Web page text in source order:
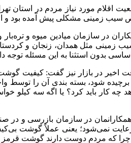
زمینی مشکلی پیش آمده بود و
در سازمان میادین میوه و
سیب زمینی مثل همدان، زنجان و
بدون استثنا به این مسئله توجه
وقت اخیر در بازار نیز گفت:
چه کار باید کرد؟ یا اگه سه
در سازمان بازرسی و
نمی‌شود؛ یعنی عملاً گوشت
که مردم دوست دارند گوشت قرمز